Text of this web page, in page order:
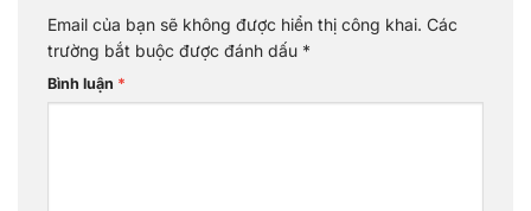
Email của bạn sẽ không được hiển thị công khai. Các
trường bắt buộc được đánh dấu *
Bình luận *